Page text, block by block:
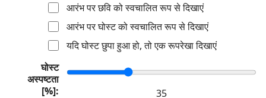
आरंभ पर छवि को स्वचालित रूप से दिखाएं
आरंभ पर घोस्ट को स्वचालित रूप से दिखाएं
यदि घोस्ट छुपा हुआ हो, तो एक रूपरेखा दिखाएं
घोस्ट
अस्पष्टता
[%]